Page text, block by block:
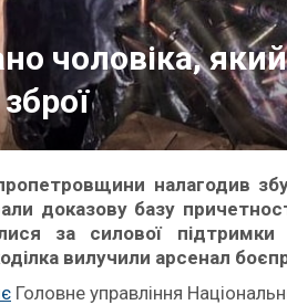
чоловіка,
налагодив
доказову базу
за силової
вилучили арсенал
Головне управління